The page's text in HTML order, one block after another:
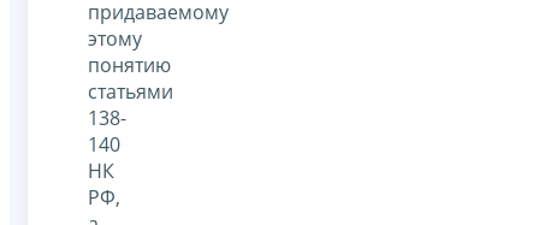
придаваемому
этому
понятию
статьями
138-
140
НК
РФ,